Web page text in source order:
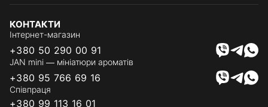
КОНТАКТИ
Інтернет-магазин
+380 50 290 00 91
JAN mini — мініатюри ароматів
+380 95 766 69 16
Співпраця
+380 99 113 16 01